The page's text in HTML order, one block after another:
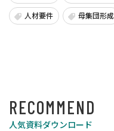
RECOMMEND
人気資料ダウンロード
人材要件 母集団形成